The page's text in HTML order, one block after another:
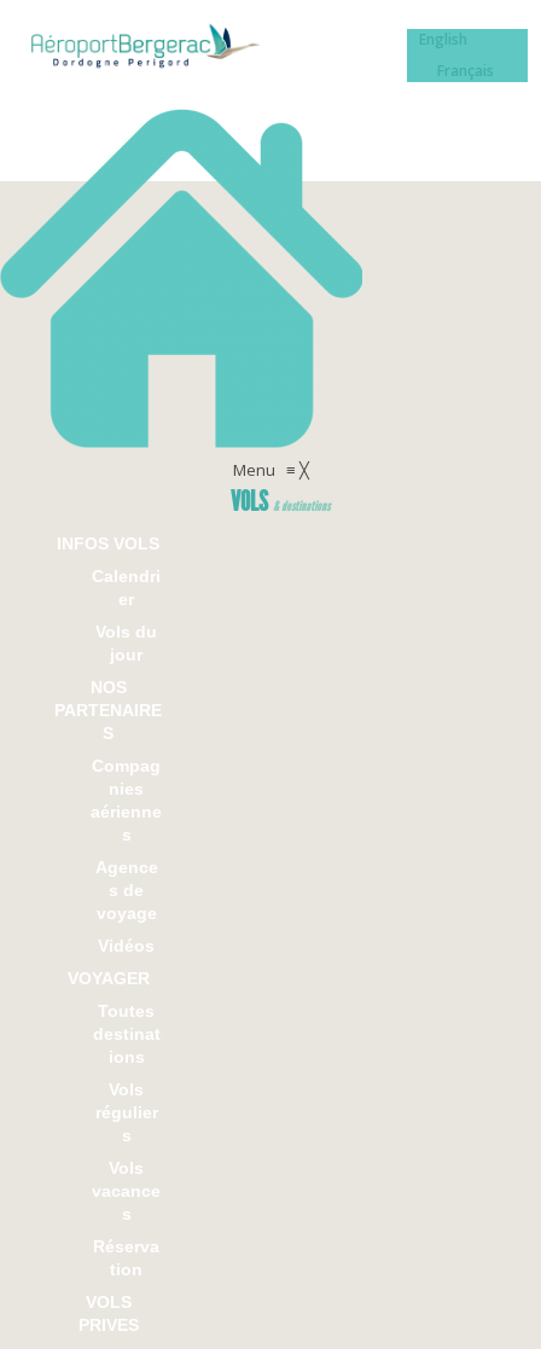
English
Français
Menu ≡╳
VOLS & destinations
INFOS VOLS
Calendri
er
Vols du
jour
NOS
PARTENAIRE
S
Compag
nies
aérienne
s
Agence
s de
voyage
Vidéos
VOYAGER
Toutes
destinat
ions
Vols
régulier
s
Vols
vacance
s
Réserva
tion
VOLS
PRIVES